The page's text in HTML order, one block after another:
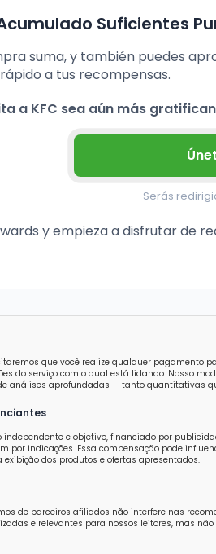
Suficientes
suma, y también puedes
a tus recompensas.
a KFC sea aún más
Serás
y empieza a disfrutar de
que você realize qualquer pagamento
do serviço com o qual está lidando. Nosso
análises aprofundadas — tanto quantitativas
independente e objetivo, financiado por
por indicações. Essa compensação pode
dos produtos e ofertas apresentados.
de parceiros afiliados não interfere nas
e relevantes para nossos leitores, mas